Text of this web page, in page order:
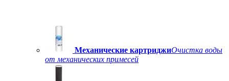
Механические картриджиОчистка воды
от механических примесей